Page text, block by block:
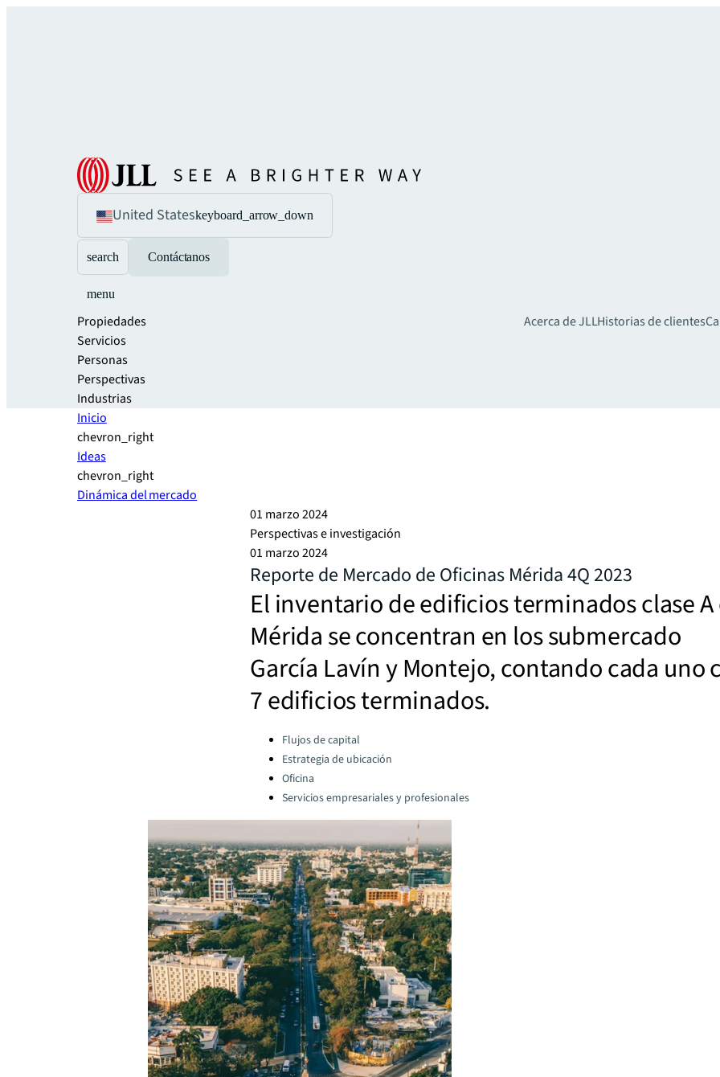
United Stateskeyboard_arrow_down
search Contáctanos
menu
Propiedades
Servicios
Personas
Perspectivas
Industrias
Acerca de JLLHistorias de clientes
Inicio
chevron_right
Ideas
chevron_right
Dinámica del mercado
01 marzo 2024
Perspectivas e investigación
01 marzo 2024
Reporte de Mercado de Oficinas Mérida 4Q 2023
El inventario de edificios terminados clase A
Mérida se concentran en los submercado
García Lavín y Montejo, contando cada uno
7 edificios terminados.
Categories:Flujos de capital
Estrategia de ubicación
Oficina
Servicios empresariales y profesionales